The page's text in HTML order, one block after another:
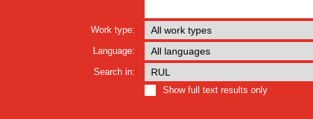
Work type:
Language:
Search in:
Show full text results only